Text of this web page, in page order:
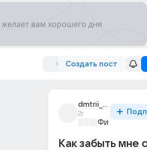
Создать пост
dmtrii_davydov_2
2г
Как забыть мне